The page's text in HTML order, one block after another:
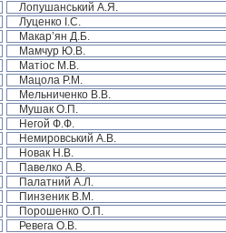
Лопушанський А.Я.
Луценко І.С.
Макар’ян Д.Б.
Мамчур Ю.В.
Матіос М.В.
Мацола Р.М.
Мельниченко В.В.
Мушак О.П.
Негой Ф.Ф.
Немировський А.В.
Новак Н.В.
Павелко А.В.
Палатний А.Л.
Пинзеник В.М.
Порошенко О.П.
Ревега О.В.